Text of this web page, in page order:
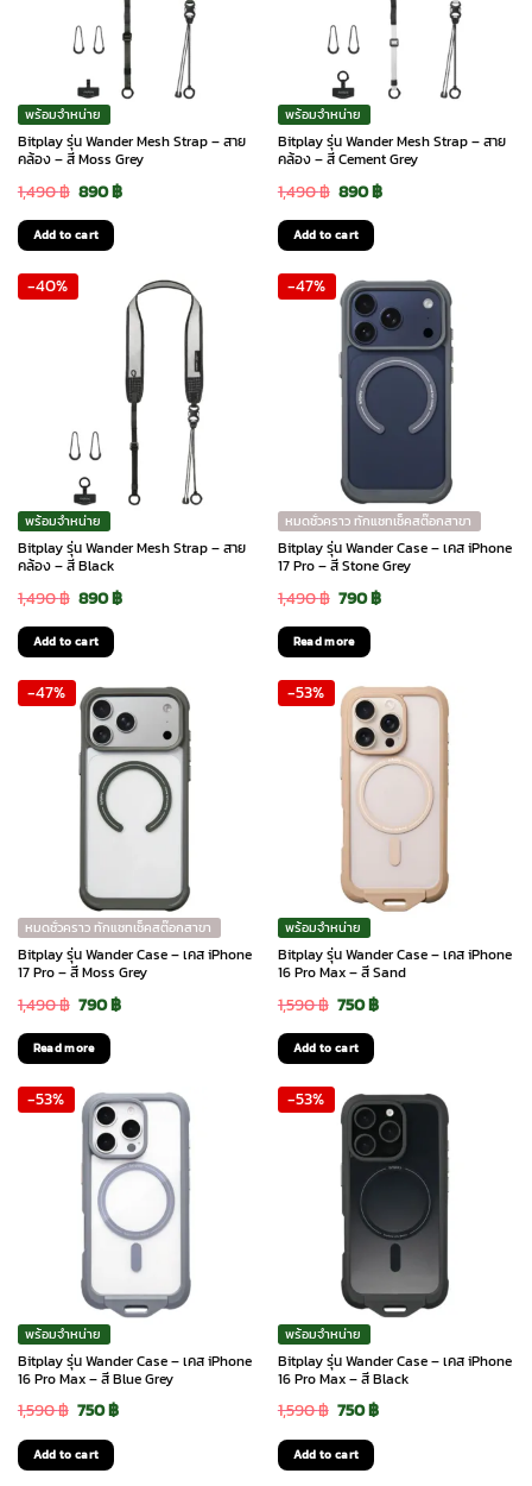
options
chosen
on
the
product
พร้อมจำหน่าย
Bitplay รุ่น Wander Mesh Strap – สาย
คล้อง – สี Moss Grey
1,490฿ Original
price
was:
1,490 ฿.
890฿Current
890 ฿.
Add to cart
พร้อมจำหน่าย
Bitplay รุ่น Wander Mesh Strap – สาย
คล้อง – สี Cement Grey
1,490฿ Original
price
was:
1,490 ฿.
890฿Current
890 ฿.
Add to cart
-40%
พร้อมจำหน่าย
Bitplay รุ่น Wander Mesh Strap – สาย
คล้อง – สี Black
1,490฿ Original
price
was:
1,490 ฿.
890฿Current
890 ฿.
Add to cart
-47%
หมดชั่วคราว ทักแชทเช็คสต๊อกสาขา
Bitplay รุ่น Wander Case – เคส iPhone
17 Pro – สี Stone Grey
1,490฿ Original
price
was:
1,490 ฿.
790฿Current
790 ฿.
Read more
-47%
หมดชั่วคราว ทักแชทเช็คสต๊อกสาขา
Bitplay รุ่น Wander Case – เคส iPhone
17 Pro – สี Moss Grey
1,490฿ Original
price
was:
1,490 ฿.
790฿Current
790 ฿.
Read more
-53%
พร้อมจำหน่าย
Bitplay รุ่น Wander Case – เคส iPhone
16 Pro Max – สี Sand
1,590฿ Original
price
was:
1,590 ฿.
750฿Current
750 ฿.
Add to cart
-53%
พร้อมจำหน่าย
Bitplay รุ่น Wander Case – เคส iPhone
16 Pro Max – สี Blue Grey
1,590฿ Original
price
was:
750฿Current
Add to cart
-53%
พร้อมจำหน่าย
Bitplay รุ่น Wander Case – เคส iPhone
16 Pro Max – สี Black
1,590฿ Original
price
was:
750฿Current
Add to cart